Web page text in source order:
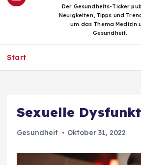
i
Der Gesundheits-Ticker
Neuigkeiten, Tipps und
um das Thema Medizin
Gesundheit.
Start
Sexuelle
Gesundheit Oktober 31, 2022